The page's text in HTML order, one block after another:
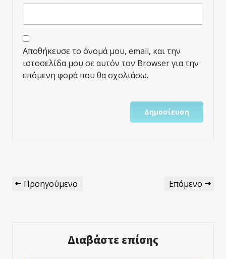
Αποθήκευσε το όνομά μου, email, και την
ιστοσελίδα μου σε αυτόν τον Browser για την
επόμενη φορά που θα σχολιάσω.
Πλοήγηση
Άρθρων
Προηγούμενο
Προηγούμενο
Επόμενο
Επόμενο
Διαβάστε επίσης